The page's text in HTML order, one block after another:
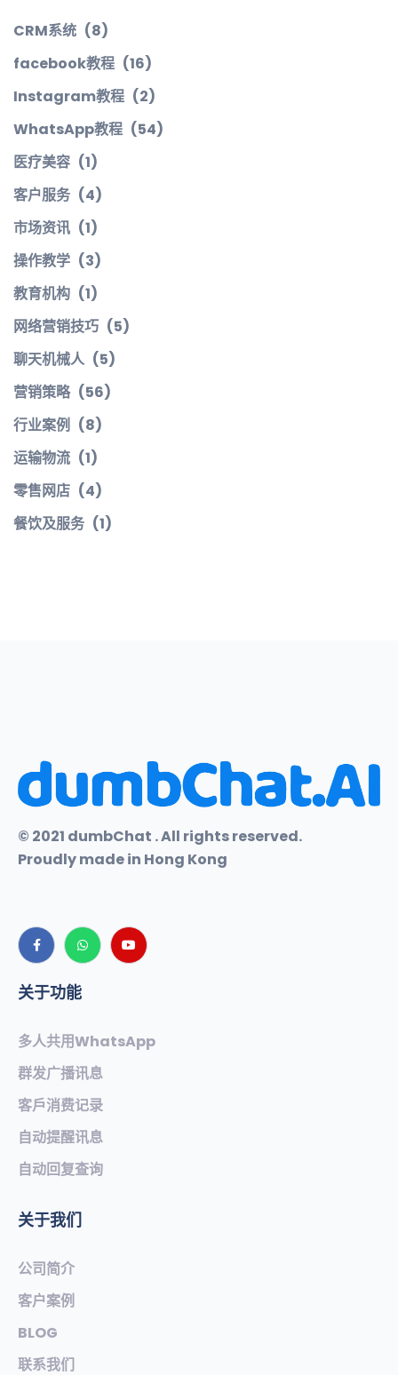
CRM系统 (8)
facebook教程 (16)
Instagram教程 (2)
WhatsApp教程 (54)
医疗美容 (1)
客户服务 (4)
市场资讯 (1)
操作教学 (3)
教育机构 (1)
网络营销技巧 (5)
聊天机械人 (5)
营销策略 (56)
行业案例 (8)
运输物流 (1)
零售网店 (4)
餐饮及服务 (1)
© 2021 dumbChat . All rights reserved.
Proudly made in Hong Kong
关于功能
多人共用WhatsApp
群发广播讯息
客戶消费记录
自动提醒讯息
自动回复查询
关于我们
公司简介
客户案例
BLOG
联系我们